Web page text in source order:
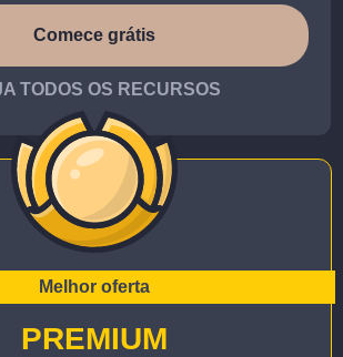
Comece grátis
TODOS OS RECURSOS
PREMIUM
Melhor oferta